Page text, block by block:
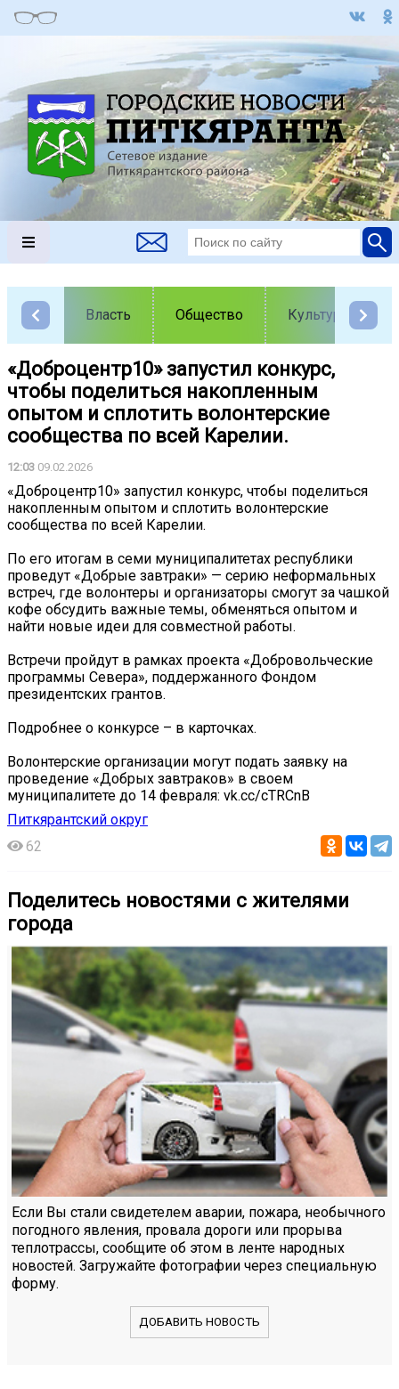
Власть Общество Культура
«Доброцентр10» запустил конкурс,
чтобы поделиться накопленным
опытом и сплотить волонтерские
сообщества по всей Карелии.
12:03 09.02.2026
«Доброцентр10» запустил конкурс, чтобы поделиться
накопленным опытом и сплотить волонтерские
сообщества по всей Карелии.
По его итогам в семи муниципалитетах республики
проведут «Добрые завтраки» — серию неформальных
встреч, где волонтеры и организаторы смогут за чашкой
кофе обсудить важные темы, обменяться опытом и
найти новые идеи для совместной работы.
Встречи пройдут в рамках проекта «Добровольческие
программы Севера», поддержанного Фондом
президентских грантов.
Подробнее о конкурсе – в карточках.
Волонтерские организации могут подать заявку на
проведение «Добрых завтраков» в своем
муниципалитете до 14 февраля: vk.cc/cTRCnB
Питкярантский округ
62
Поделитесь новостями с жителями
города
Если Вы стали свидетелем аварии, пожара, необычного
погодного явления, провала дороги или прорыва
теплотрассы, сообщите об этом в ленте народных
новостей. Загружайте фотографии через специальную
форму.
ДОБАВИТЬ НОВОСТЬ